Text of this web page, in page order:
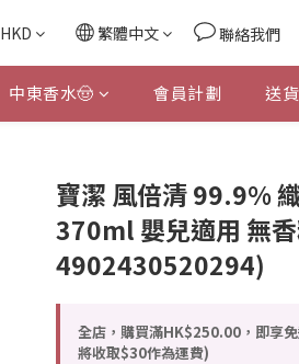
HKD 繁體中文 聯絡我們
中東香水🤠 會員計劃 送
寶潔 風倍清 99.9%
370ml 嬰兒適用 無
4902430520294)
全店，購買滿HK$250.00，即享
將收取$30作為運費)